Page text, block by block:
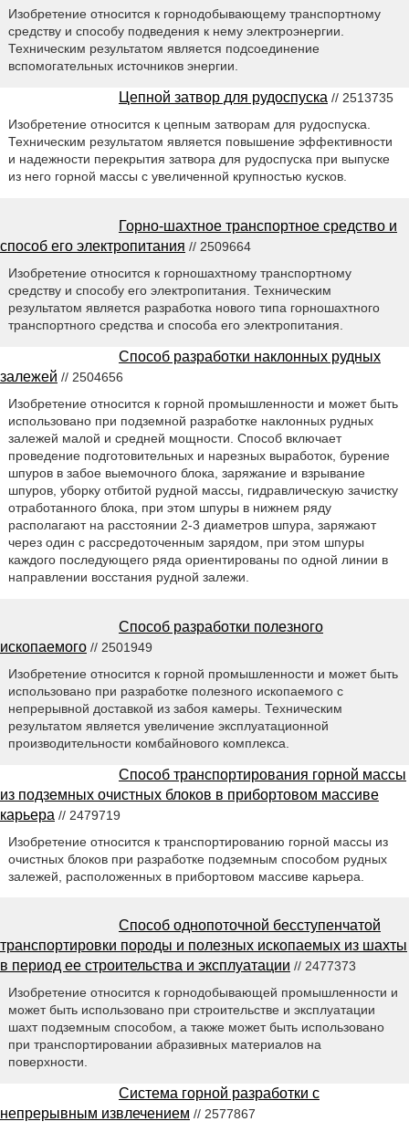
Изобретение относится к горнодобывающему транспортному
средству и способу подведения к нему электроэнергии.
Техническим результатом является подсоединение
вспомогательных источников энергии.
Цепной затвор для рудоспуска // 2513735
Изобретение относится к цепным затворам для рудоспуска.
Техническим результатом является повышение эффективности
и надежности перекрытия затвора для рудоспуска при выпуске
из него горной массы с увеличенной крупностью кусков.
Горно-шахтное транспортное средство и
способ его электропитания // 2509664
Изобретение относится к горношахтному транспортному
средству и способу его электропитания. Техническим
результатом является разработка нового типа горношахтного
транспортного средства и способа его электропитания.
Способ разработки наклонных рудных
залежей // 2504656
Изобретение относится к горной промышленности и может быть
использовано при подземной разработке наклонных рудных
залежей малой и средней мощности. Способ включает
проведение подготовительных и нарезных выработок, бурение
шпуров в забое выемочного блока, заряжание и взрывание
шпуров, уборку отбитой рудной массы, гидравлическую зачистку
отработанного блока, при этом шпуры в нижнем ряду
располагают на расстоянии 2-3 диаметров шпура, заряжают
через один с рассредоточенным зарядом, при этом шпуры
каждого последующего ряда ориентированы по одной линии в
направлении восстания рудной залежи.
Способ разработки полезного
ископаемого // 2501949
Изобретение относится к горной промышленности и может быть
использовано при разработке полезного ископаемого с
непрерывной доставкой из забоя камеры. Техническим
результатом является увеличение эксплуатационной
производительности комбайнового комплекса.
Способ транспортирования горной массы
из подземных очистных блоков в прибортовом массиве
карьера // 2479719
Изобретение относится к транспортированию горной массы из
очистных блоков при разработке подземным способом рудных
залежей, расположенных в прибортовом массиве карьера.
Способ однопоточной бесступенчатой
транспортировки породы и полезных ископаемых из шахты
в период ее строительства и эксплуатации // 2477373
Изобретение относится к горнодобывающей промышленности и
может быть использовано при строительстве и эксплуатации
шахт подземным способом, а также может быть использовано
при транспортировании абразивных материалов на
поверхности.
Система горной разработки с
непрерывным извлечением // 2577867